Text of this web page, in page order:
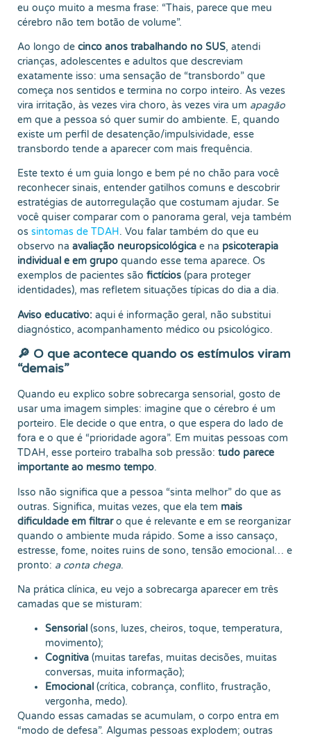
eu ouço muito a mesma frase: “Thais, parece que meu
cérebro não tem botão de volume”.
Ao longo de cinco anos trabalhando no SUS, atendi
crianças, adolescentes e adultos que descreviam
exatamente isso: uma sensação de “transbordo” que
começa nos sentidos e termina no corpo inteiro. Às vezes
vira irritação, às vezes vira choro, às vezes vira um apagão
em que a pessoa só quer sumir do ambiente. E, quando
existe um perfil de desatenção/impulsividade, esse
transbordo tende a aparecer com mais frequência.
Este texto é um guia longo e bem pé no chão para você
reconhecer sinais, entender gatilhos comuns e descobrir
estratégias de autorregulação que costumam ajudar. Se
você quiser comparar com o panorama geral, veja também
os sintomas de TDAH. Vou falar também do que eu
observo na avaliação neuropsicológica e na psicoterapia
individual e em grupo quando esse tema aparece. Os
exemplos de pacientes são fictícios (para proteger
identidades), mas refletem situações típicas do dia a dia.
Aviso educativo: aqui é informação geral, não substitui
diagnóstico, acompanhamento médico ou psicológico.
🔎 O que acontece quando os estímulos viram
“demais”
Quando eu explico sobre sobrecarga sensorial, gosto de
usar uma imagem simples: imagine que o cérebro é um
porteiro. Ele decide o que entra, o que espera do lado de
fora e o que é “prioridade agora”. Em muitas pessoas com
TDAH, esse porteiro trabalha sob pressão: tudo parece
importante ao mesmo tempo.
Isso não significa que a pessoa “sinta melhor” do que as
outras. Significa, muitas vezes, que ela tem mais
dificuldade em filtraro que é relevante e em se reorganizar
quando o ambiente muda rápido. Some a isso cansaço,
estresse, fome, noites ruins de sono, tensão emocional… e
pronto: a conta chega.
Na prática clínica, eu vejo a sobrecarga aparecer em três
camadas que se misturam:
Sensorial (sons, luzes, cheiros, toque, temperatura,
movimento);
Cognitiva (muitas tarefas, muitas decisões, muitas
conversas, muita informação);
Emocional (crítica, cobrança, conflito, frustração,
vergonha, medo).
Quando essas camadas se acumulam, o corpo entra em
“modo de defesa”. Algumas pessoas explodem; outras